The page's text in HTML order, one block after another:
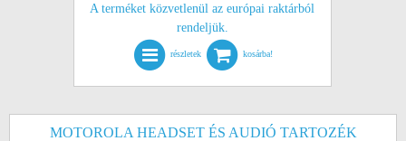
A terméket közvetlenül az európai raktárból
rendeljük.
részletek kosárba!
MOTOROLA HEADSET ÉS AUDIÓ TARTOZÉK